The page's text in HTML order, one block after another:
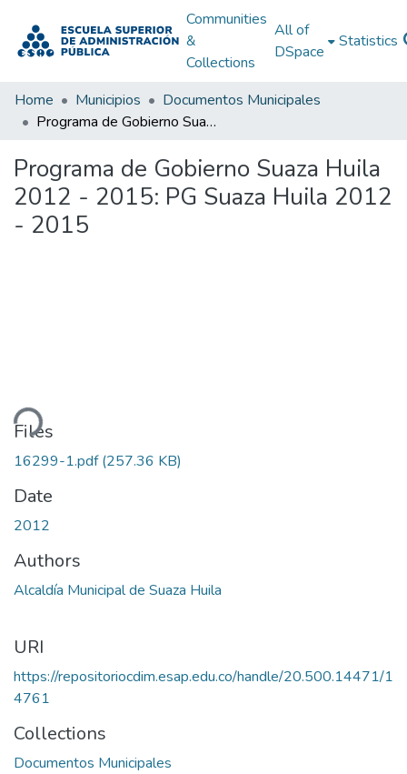
Communities
&
Collections
All of
DSpace
Statistics
Home Municipios
Documentos Municipales
Programa de Gobierno Suaza Huila 2012 - 2015: PG Suaza Huila 2012 - 2015
Programa de Gobierno Suaza Huila
2012 - 2015: PG Suaza Huila 2012
- 2015
Files
16299-1.pdf(257.36 KB)
Date
2012
Authors
Alcaldía Municipal de Suaza Huila
URI
https://repositoriocdim.esap.edu.co/handle/20.500.14471/1
4761
Collections
Documentos Municipales